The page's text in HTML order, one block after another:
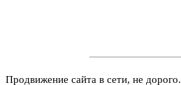
Продвижение сайта в сети, не дорого.